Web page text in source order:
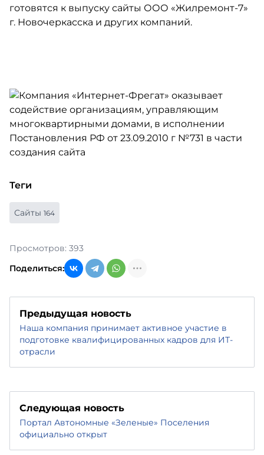
готовятся к выпуску сайты ООО «Жилремонт-7»
г. Новочеркасска и других компаний.
Теги
Сайты 164
Просмотров: 393
Поделиться:
Предыдущая новость
Наша компания принимает активное участие в
подготовке квалифицированных кадров для ИТ-
отрасли
Следующая новость
Портал Автономные «Зеленые» Поселения
официально открыт